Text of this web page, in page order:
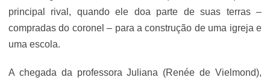
principal rival, quando ele doa parte de suas terras –
compradas do coronel – para a construção de uma igreja e
uma escola.
A chegada da professora Juliana (Renée de Vielmond),